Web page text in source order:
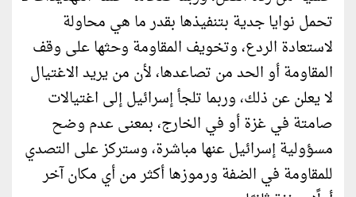
تحمل نوايا جدية بتنفيذها بقدر ما هي محاولة
لاستعادة الردع، وتخويف المقاومة وحثها على وقف
المقاومة أو الحد من تصاعدها، لأن من يريد الاغتيال
لا يعلن عن ذلك، وربما تلجأ إسرائيل إلى اغتيالات
صامتة في غزة أو في الخارج، بمعنى عدم وضح
مسؤولية إسرائيل عنها مباشرة، وستركز على التصدي
للمقاومة في الضفة ورموزها أكثر من أي مكان آخر